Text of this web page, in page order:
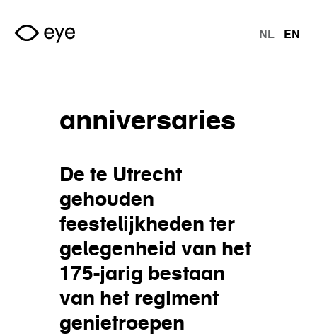
Skip to main content
NL EN
anniversaries
De te Utrecht
gehouden
feestelijkheden ter
gelegenheid van het
175-jarig bestaan
van het regiment
genietroepen